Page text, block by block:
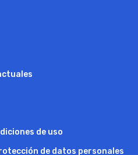
de uso
de datos personales